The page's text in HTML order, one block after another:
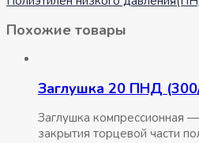
Похожие товары
Заглушка 20 ПНД
Заглушка компрессионная
закрытия торцевой части